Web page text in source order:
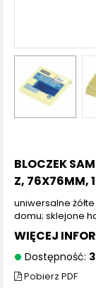
BLOCZEK
Z, 76X76MM,
uniwersalne
domu; sklejone
WIĘCEJ
Dostępność:
Pobierz PDF